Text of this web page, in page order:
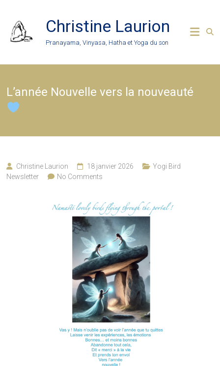
content
Christine Laurion
Pranayama, Vinyasa, Hatha et Yoga du son
L’année Nouvelle vers la nouveauté
Christine Laurion 18 janvier 2026
Yogi Bird
Newsletter
No Comments